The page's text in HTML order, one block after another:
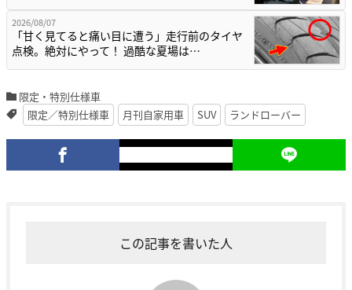
2026/08/07
「甘く見てると痛い目に遭う」走行前のタイヤ
点検。絶対にやって！ 過酷な夏場は…
限定・特別仕様車
限定／特別仕様車
月刊自家用車 SUV ランドローバー
この記事を書いた人